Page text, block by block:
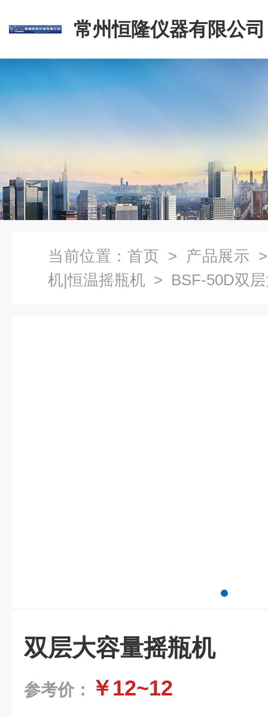
常州恒隆仪器有限公司
当前位置： 首页 > 产品展示
机|恒温摇瓶机 > BSF-50D双
双层大容量摇瓶机
参考价： ￥12~12